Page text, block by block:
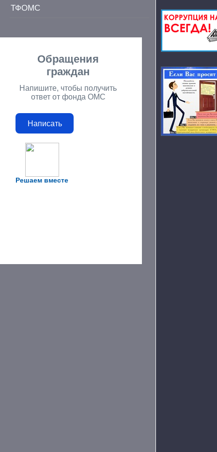
ТФОМС
Решаем вместе
Обращения
граждан
Напишите, чтобы получить
ответ от фонда ОМС
Написать